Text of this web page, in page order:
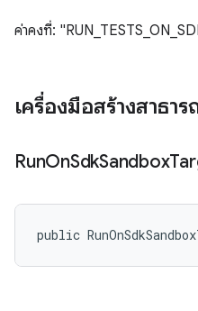
ค่าคงที่:
เครื่องมือสร้างสาธา
RunOnSdkSandbox
public